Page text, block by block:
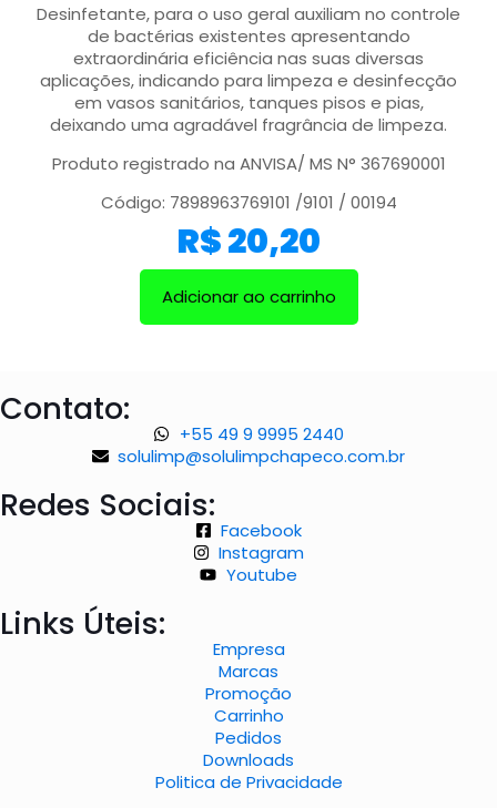
Desinfetante, para o uso geral auxiliam no controle
de bactérias existentes apresentando
extraordinária eficiência nas suas diversas
aplicações, indicando para limpeza e desinfecção
em vasos sanitários, tanques pisos e pias,
deixando uma agradável fragrância de limpeza.
Produto registrado na ANVISA/ MS N° 367690001
Código: 7898963769101 /9101 / 00194
R$20,20
Adicionar ao carrinho
Contato:
+55 49 9 9995 2440
solulimp@solulimpchapeco.com.br
Redes Sociais:
Facebook
Instagram
Youtube
Links Úteis:
Empresa
Marcas
Promoção
Carrinho
Pedidos
Downloads
Politica de Privacidade